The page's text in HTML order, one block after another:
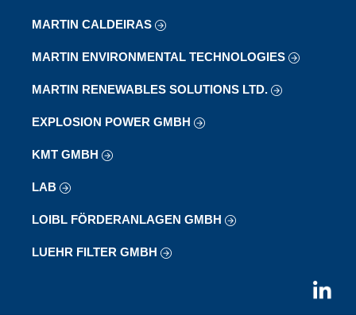
MARTIN CALDEIRAS
MARTIN ENVIRONMENTAL TECHNOLOGIES
MARTIN RENEWABLES SOLUTIONS LTD.
EXPLOSION POWER GMBH
KMT GMBH
LAB
LOIBL FÖRDERANLAGEN GMBH
LUEHR FILTER GMBH